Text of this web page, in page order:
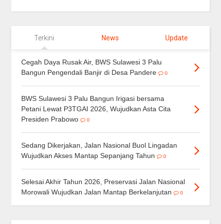
Terkini News Update
Cegah Daya Rusak Air, BWS Sulawesi 3 Palu
Bangun Pengendali Banjir di Desa Pandere
0
BWS Sulawesi 3 Palu Bangun Irigasi bersama
Petani Lewat P3TGAI 2026, Wujudkan Asta Cita
Presiden Prabowo
0
Sedang Dikerjakan, Jalan Nasional Buol Lingadan
Wujudkan Akses Mantap Sepanjang Tahun
0
Selesai Akhir Tahun 2026, Preservasi Jalan Nasional
Morowali Wujudkan Jalan Mantap Berkelanjutan
0